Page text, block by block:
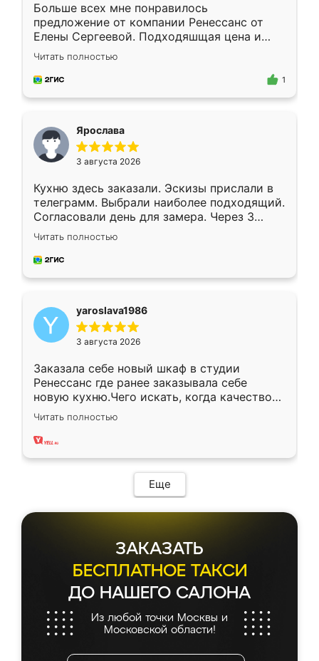
Больше всех мне понравилось
предложение от компании Ренессанс от
Елены Сергеевой. Подходяшщая цена и
короткие сроки изготовления. Приехавший
для замера сотрудник Владислав
предложил по моему эскизу самый
Читать полностью
1
Ярослава
3 августа 2026
Кухню здесь заказали. Эскизы прислали в
телеграмм. Выбрали наиболее подходящий.
Согласовали день для замера. Через 3
недели кухня была уже готова. Остались
довольны работой. Спасибо Ренессанс
мебель за качественную работу!
Читать полностью
yaroslava1986
3 августа 2026
Заказала себе новый шкаф в студии
Ренессанс где ранее заказывала себе
новую кухню.Чего искать, когда качеством
вполне довольна. Служит кухня уже почти
два года, нареканий нет.
Читать полностью
Еще
ЗАКАЗАТЬ
БЕСПЛАТНОЕ ТАКСИ
ДО НАШЕГО САЛОНА
Из любой точки Москвы и
Московской области!